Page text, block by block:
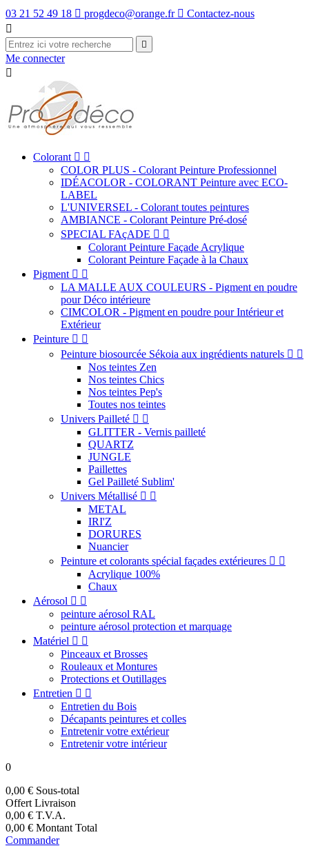
03 21 52 49 18  progdeco@orange.fr  Contactez-nous


Me connecter

Colorant  
COLOR PLUS - Colorant Peinture Professionnel
IDÉACOLOR - COLORANT Peinture avec ECO-
LABEL
L'UNIVERSEL - Colorant toutes peintures
AMBIANCE - Colorant Peinture Pré-dosé
SPECIAL FAçADE  
Colorant Peinture Façade Acrylique
Colorant Peinture Façade à la Chaux
Pigment  
LA MALLE AUX COULEURS - Pigment en poudre
pour Déco intérieure
CIMCOLOR - Pigment en poudre pour Intérieur et
Extérieur
Peinture  
Peinture biosourcée Sékoia aux ingrédients naturels  
Nos teintes Zen
Nos teintes Chics
Nos teintes Pep's
Toutes nos teintes
Univers Pailleté  
GLITTER - Vernis pailleté
QUARTZ
JUNGLE
Paillettes
Gel Pailleté Sublim'
Univers Métallisé  
METAL
IRI'Z
DORURES
Nuancier
Peinture et colorants spécial façades extérieures  
Acrylique 100%
Chaux
Aérosol  
peinture aérosol RAL
peinture aérosol protection et marquage
Matériel  
Pinceaux et Brosses
Rouleaux et Montures
Protections et Outillages
Entretien  
Entretien du Bois
Décapants peintures et colles
Entretenir votre extérieur
Entretenir votre intérieur
0
0,00 € Sous-total
Offert Livraison
0,00 € T.V.A.
0,00 € Montant Total
Commander